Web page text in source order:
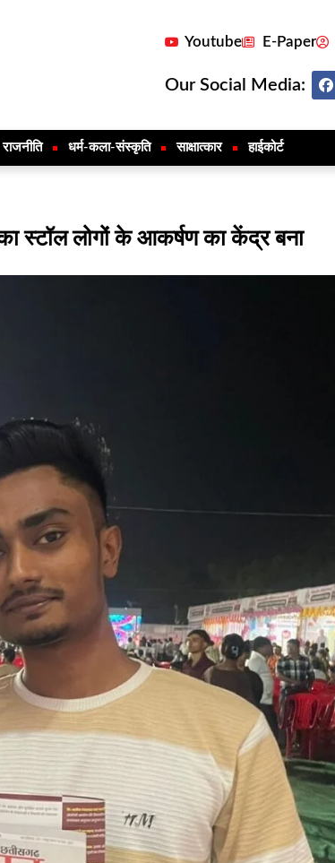
Youtube E-Paper
Our Social Media:
राजनीति धर्म-कला-संस्कृति साक्षात्कार हाईकोर्ट
का स्टॉल लोगों के आकर्षण का केंद्र बना